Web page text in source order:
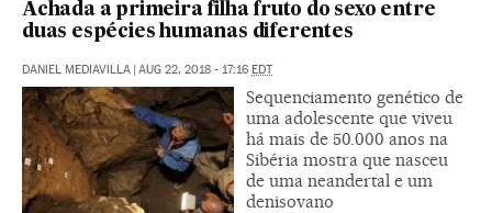
Achada a primeira filha fruto do sexo entre
duas espécies humanas diferentes
DANIEL MEDIAVILLA | AUG 22, 2018 - 17:16 EDT
Sequenciamento genético de
uma adolescente que viveu
há mais de 50.000 anos na
Sibéria mostra que nasceu
de uma neandertal e um
denisovano